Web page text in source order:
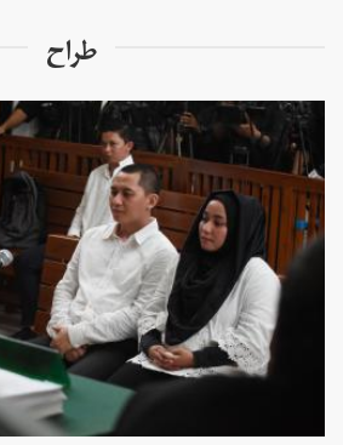
طراح